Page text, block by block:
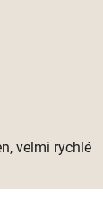
velmi rychlé